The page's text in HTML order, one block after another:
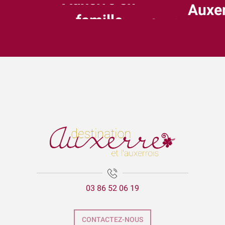
famille
1001 façon de visiter
03 86 52 06 19
CONTACTEZ-NOUS